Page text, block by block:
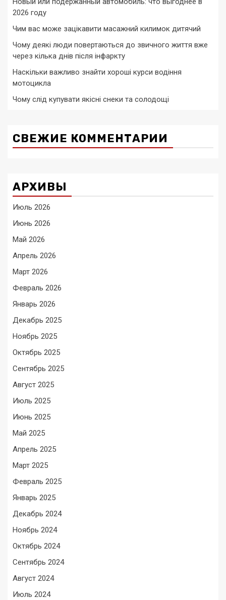
2026 году
Чим вас може зацікавити масажний килимок дитячий
Чому деякі люди повертаються до звичного життя вже
через кілька днів після інфаркту
Наскільки важливо знайти хороші курси водіння
мотоцикла
Чому слід купувати якісні снеки та солодощі
СВЕЖИЕ КОММЕНТАРИИ
АРХИВЫ
Июль 2026
Июнь 2026
Май 2026
Апрель 2026
Март 2026
Февраль 2026
Январь 2026
Декабрь 2025
Ноябрь 2025
Октябрь 2025
Сентябрь 2025
Август 2025
Июль 2025
Июнь 2025
Май 2025
Апрель 2025
Март 2025
Февраль 2025
Январь 2025
Декабрь 2024
Ноябрь 2024
Октябрь 2024
Сентябрь 2024
Август 2024
Июль 2024